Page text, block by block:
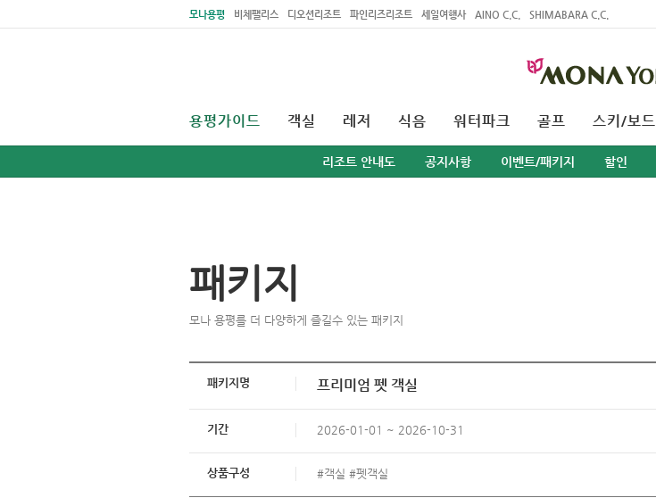
모나용평 비체팰리스 디오션리조트 파인리즈리조트 세일여행사 AINO C.C. SHIMABARA C.C.
용평가이드
리조트 안내도 공지사항 이벤트/패키지 할인
객실 레저 식음 워터파크 골프 스키/보드
패키지
모나 용평를 더 다양하게 즐길수 있는 패키지
패키지명 프리미엄 펫 객실
기간 2026-01-01 ~ 2026-10-31
상품구성 #객실 #펫객실